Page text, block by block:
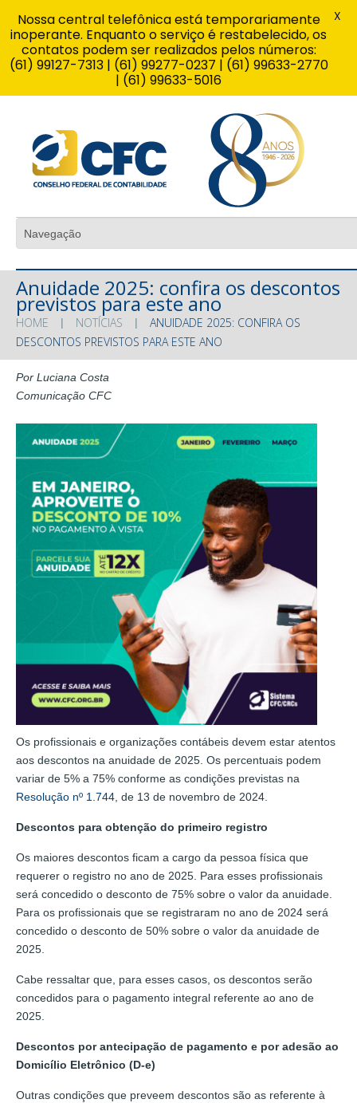
Anuidade 2025: confira os descontos
previstos para este ano
HOME NOTÍCIAS
ANUIDADE 2025: CONFIRA OS
DESCONTOS PREVISTOS PARA ESTE ANO
Por Luciana Costa
Comunicação CFC
Os profissionais e organizações contábeis devem estar atentos
aos descontos na anuidade de 2025. Os percentuais podem
variar de 5% a 75% conforme as condições previstas na
Resolução nº 1.744 , de 13 de novembro de 2024.
Descontos para obtenção do primeiro registro
Os maiores descontos ficam a cargo da pessoa física que
requerer o registro no ano de 2025. Para esses profissionais
será concedido o desconto de 75% sobre o valor da anuidade.
Para os profissionais que se registraram no ano de 2024 será
concedido o desconto de 50% sobre o valor da anuidade de
2025.
Cabe ressaltar que, para esses casos, os descontos serão
concedidos para o pagamento integral referente ao ano de
2025.
Descontos por antecipação de pagamento e por adesão ao
Domicílio Eletrônico (D-e)
Outras condições que preveem descontos são as referente à
Nossa central telefônica está temporariamente
inoperante. Enquanto o serviço é restabelecido, os
contatos podem ser realizados pelos números:
(61) 99127-7313 | (61) 99277-0237 | (61) 99633-2770
| (61) 99633-5016
X